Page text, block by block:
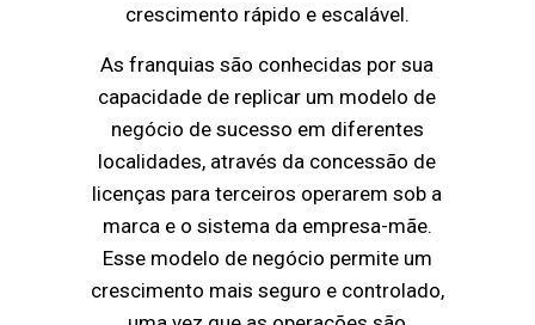
crescimento rápido e escalável.
As franquias são conhecidas por sua
capacidade de replicar um modelo de
negócio de sucesso em diferentes
localidades, através da concessão de
licenças para terceiros operarem sob a
marca e o sistema da empresa-mãe.
Esse modelo de negócio permite um
crescimento mais seguro e controlado,